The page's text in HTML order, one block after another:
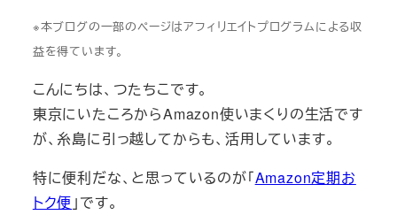
※本ブログの一部のページはアフィリエイトプログラムによる収
益を得ています。
こんにちは、つたちこです。
東京にいたころからAmazon使いまくりの生活です
が、糸島に引っ越してからも、活用しています。
特に便利だな、と思っているのが「Amazon定期お
トク便 」です。